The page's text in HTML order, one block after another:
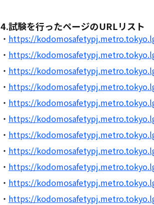
4.試験を行ったページのURLリスト
・ https://
・ https://
・ https://
・ https://
・ https://
・ https://
・ https://
・ https://
・ https://
・ https://
・ https://